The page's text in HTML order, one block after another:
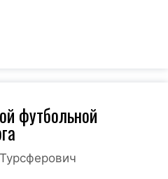
футбольной